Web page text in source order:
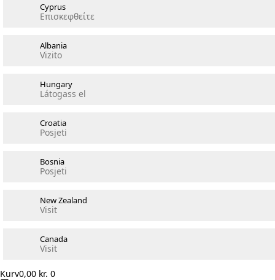
Cyprus
Επισκεφθείτε
Albania
Vizito
Hungary
Látogass el
Croatia
Posjeti
Bosnia
Posjeti
New Zealand
Visit
Canada
Visit
Kurv0,00 kr. 0